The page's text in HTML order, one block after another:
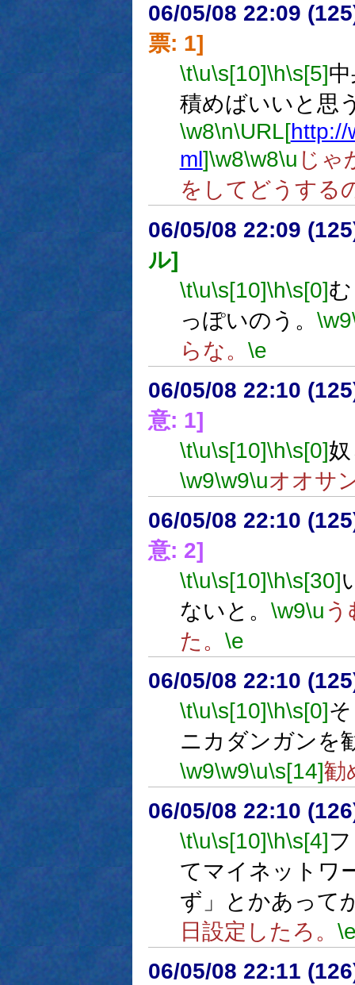
06/05/08 22:09
票: 1]
\t\u\s[10]\h\s[5]
積めばいいと思
\w8\n\URL[http://
ml ]\w8\w8\u じゃ
をしてどうする
06/05/08 22:09
ル]
\t\u\s[10]\h\s[0]
っぽいのう。 \w9
らな。 \e
06/05/08 22:10
意: 1]
\t\u\s[10]\h\s[0]
\w9\w9\uオオサ
06/05/08 22:10
意: 2]
\t\u\s[10]\h\s[30]
ないと。 \w9\u う
た。 \e
06/05/08 22:10
\t\u\s[10]\h\s[0]
ニカダンガンを
\w9\w9\u\s[14]勧
06/05/08 22:10
\t\u\s[10]\h\s[4]
てマイネットワ
ず」とかあって
日設定したろ。
06/05/08 22:11